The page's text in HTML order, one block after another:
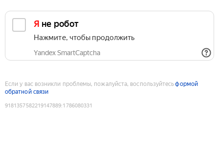
Я не робот
Нажмите, чтобы продолжить
Yandex SmartCaptcha
Если у вас возникли проблемы, пожалуйста, воспользуйтесьформой
обратной связи
9181357582219147889:1786080331